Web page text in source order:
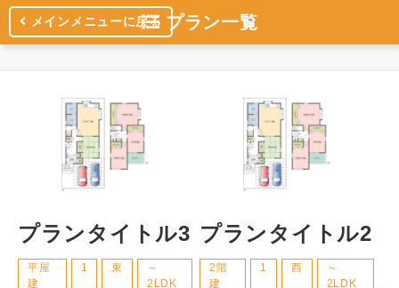
プラン一覧
メインメニューに戻る
プランタイトル3
平屋
建
1 東
～
2LDK
プランタイトル2
2階
建
1 西
～
2LDK